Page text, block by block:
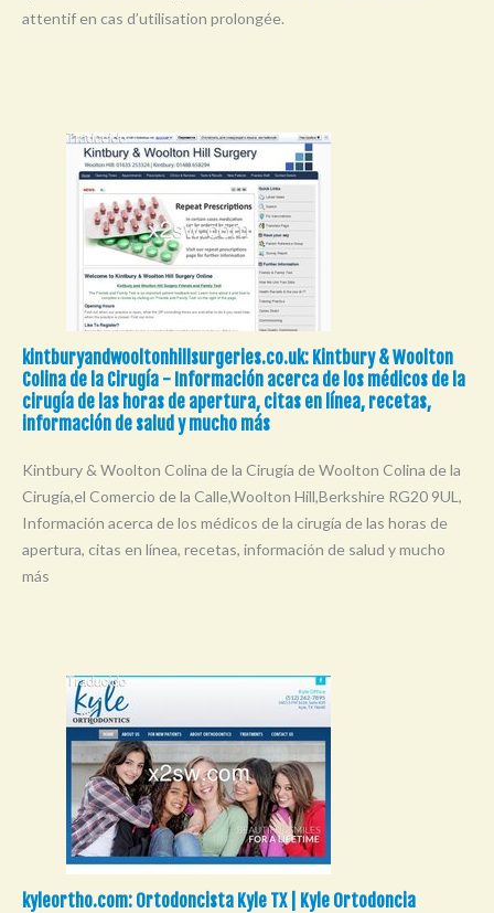
Yattentif en cas d’utilisation prolongée.
kintburyandwooltonhillsurgeries.co.uk: Kintbury & Woolton
Colina de la Cirugía - Información acerca de los médicos de la
cirugía de las horas de apertura, citas en línea, recetas,
información de salud y mucho más
Kintbury & Woolton Colina de la Cirugía de Woolton Colina de la
Cirugía,el Comercio de la Calle,Woolton Hill,Berkshire RG20 9UL,
Información acerca de los médicos de la cirugía de las horas de
apertura, citas en línea, recetas, información de salud y mucho
más
kyleortho.com: Ortodoncista Kyle TX | Kyle Ortodoncia